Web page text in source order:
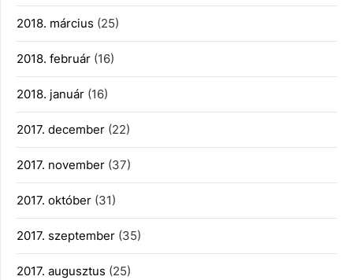
2018. március (25)
2018. február (16)
2018. január (16)
2017. december (22)
2017. november (37)
2017. október (31)
2017. szeptember (35)
2017. augusztus (25)